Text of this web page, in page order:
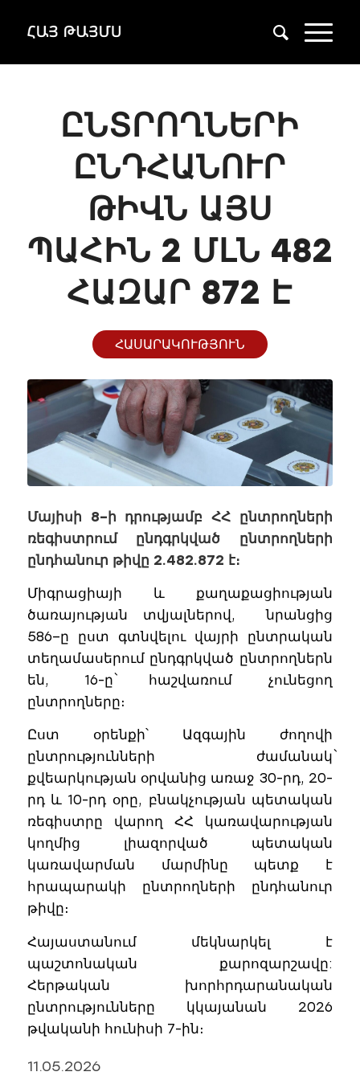
ԸՆՏՐՈՂՆԵՐԻ
ԸՆԴՀԱՆՈՒՐ
ԹԻՎՆ ԱՅՍ
ՊԱՀԻՆ 2 ՄԼՆ 482
ՀԱԶԱՐ 872 Է
ՀԱՍԱՐԱԿՈՒԹՅՈՒՆ
Մայիսի 8–ի դրությամբ ՀՀ ընտրողների
ռեգիստրում ընդգրկված ընտրողների
ընդհանուր թիվը 2.482.872 է։
Միգրացիայի և քաղաքացիության
ծառայության տվյալներով, նրանցից
586–ը ըստ գտնվելու վայրի ընտրական
տեղամասերում ընդգրկված ընտրողներն
են, 16-ը` հաշվառում չունեցող
ընտրողները։
Ըստ օրենքի՝ Ազգային ժողովի
ընտրությունների ժամանակ`
քվեարկության օրվանից առաջ 30-րդ, 20-
րդ և 10-րդ օրը, բնակչության պետական
ռեգիստրը վարող ՀՀ կառավարության
կողմից լիազորված պետական
կառավարման մարմինը պետք է
հրապարակի ընտրողների ընդհանուր
թիվը։
Հայաստանում մեկնարկել է
պաշտոնական քարոզարշավը:
Հերթական խորհրդարանական
ընտրությունները կկայանան 2026
թվականի հունիսի 7-ին։
11.05.2026